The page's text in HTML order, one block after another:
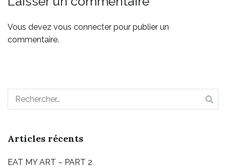
Vous devez vous connecter pour publier un
commentaire.
Articles récents
EAT MY ART – PART 2